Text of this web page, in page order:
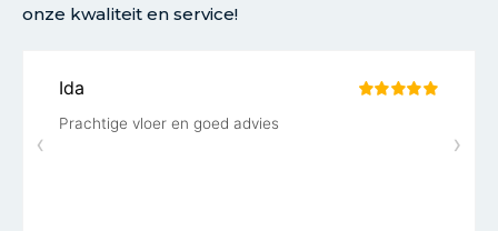
onze kwaliteit en service!